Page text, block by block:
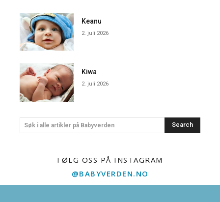
Keanu
2. juli 2026
Kiwa
2. juli 2026
Søk i alle artikler på Babyverden Search
FØLG OSS PÅ INSTAGRAM
@BABYVERDEN.NO